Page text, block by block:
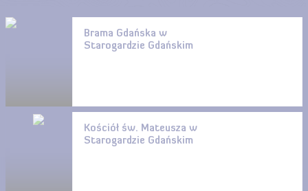
Brama Gdańska w
Starogardzie Gdańskim
Kościół św. Mateusza w
Starogardzie Gdańskim